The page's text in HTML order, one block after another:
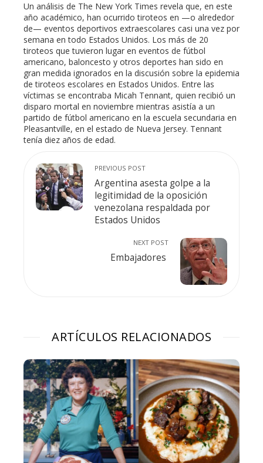
Un análisis de The New York Times revela que, en este
año académico, han ocurrido tiroteos en —o alrededor
de— eventos deportivos extraescolares casi una vez por
semana en todo Estados Unidos. Los más de 20
tiroteos que tuvieron lugar en eventos de fútbol
americano, baloncesto y otros deportes han sido en
gran medida ignorados en la discusión sobre la epidemia
de tiroteos escolares en Estados Unidos. Entre las
víctimas se encontraba Micah Tennant, quien recibió un
disparo mortal en noviembre mientras asistía a un
partido de fútbol americano en la escuela secundaria en
Pleasantville, en el estado de Nueva Jersey. Tennant
tenía diez años de edad.
PREVIOUS POST
Argentina asesta golpe a la
legitimidad de la oposición
venezolana respaldada por
Estados Unidos
NEXT POST
Embajadores
ARTÍCULOS RELACIONADOS